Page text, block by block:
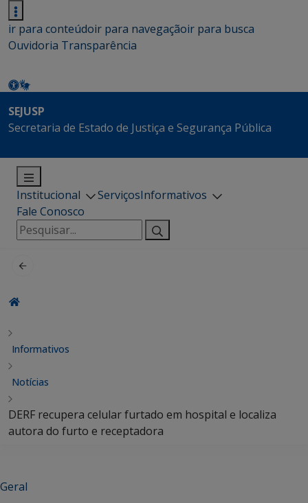
ir para conteúdoir para navegaçãoir para busca
Ouvidoria Transparência
SEJUSP
Secretaria de Estado de Justiça e Segurança Pública
Institucional ServiçosInformativos
Fale Conosco
Pesquisar
por:
Informativos
Notícias
DERF recupera celular furtado em hospital e localiza
autora do furto e receptadora
Geral